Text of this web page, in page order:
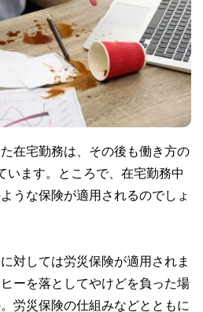
在宅勤務は、その後も働き方の
います。ところで、在宅勤務中
うな保険が適用されるのでしょ
対しては労災保険が適用されま
ーを落としてやけどを負った場
労災保険の仕組みなどとともに